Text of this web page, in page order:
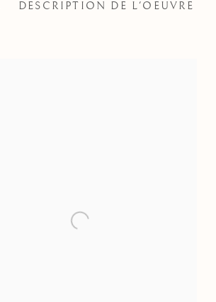
DE
DESCRIPTION DE L'OEUVRE